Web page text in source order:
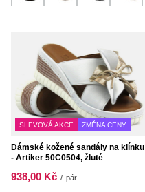
SLEVOVÁ AKCE ZMĚNA CENY
Dámské kožené sandály na klínku
- Artiker 50C0504, žluté
938,00 Kč / pár